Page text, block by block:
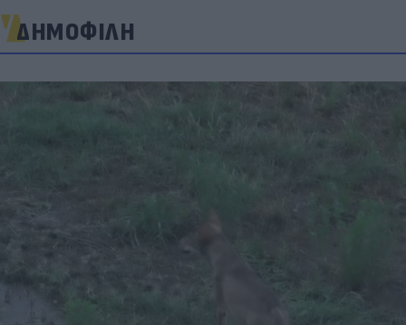
ΔΗΜΟΦΙΛΗ